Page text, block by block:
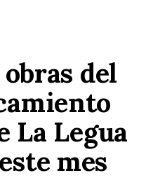
del
La Legua
mes